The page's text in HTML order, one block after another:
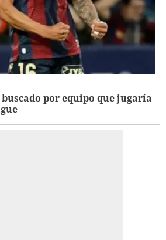
por equipo que jugaría